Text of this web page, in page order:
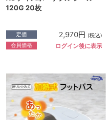
120G 20枚
定価 2,970円 (税込)
会員価格 ログイン後に表示